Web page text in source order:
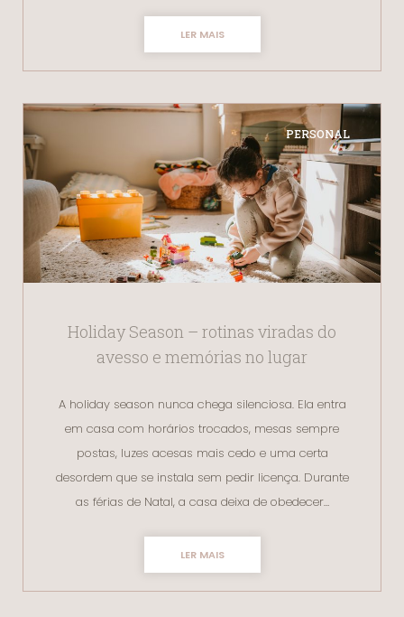
LER MAIS
PERSONAL
Holiday Season – rotinas viradas do
avesso e memórias no lugar
A holiday season nunca chega silenciosa. Ela entra
em casa com horários trocados, mesas sempre
postas, luzes acesas mais cedo e uma certa
desordem que se instala sem pedir licença. Durante
as férias de Natal, a casa deixa de obedecer…
LER MAIS